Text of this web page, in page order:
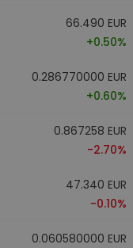
66.490 EUR
+0.50%
0.286770000 EUR
+0.60%
0.867258 EUR
-2.70%
47.340 EUR
-0.10%
0.060580000 EUR